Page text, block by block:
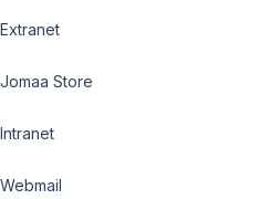
Extranet
Jomaa Store
Intranet
Webmail